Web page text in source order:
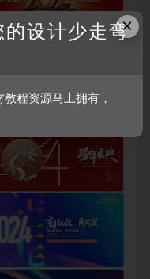
×
的设计少走弯
程资源马上拥有，